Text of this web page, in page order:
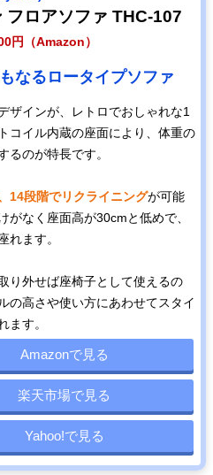
フロアソファ THC-107
円（Amazon）
なるロータイプソファ
ザインが、レトロでおしゃれな1
コイル内蔵の座面により、体重の
るのが特長です。
14段階でリクライニングが可能
がなく座面高が30cmと低めで、
れます。
り外せば座椅子として使えるの
の高さや使い方にあわせてスタイ
ます。
Amazonで見る
楽天市場で見る
Yahoo!で見る